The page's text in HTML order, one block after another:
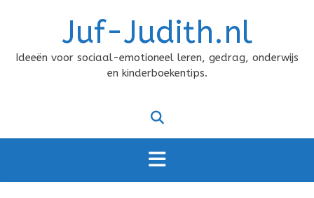
Juf-Judith.nl
Ideeën voor sociaal-emotioneel leren, gedrag, onderwijs
en kinderboekentips.